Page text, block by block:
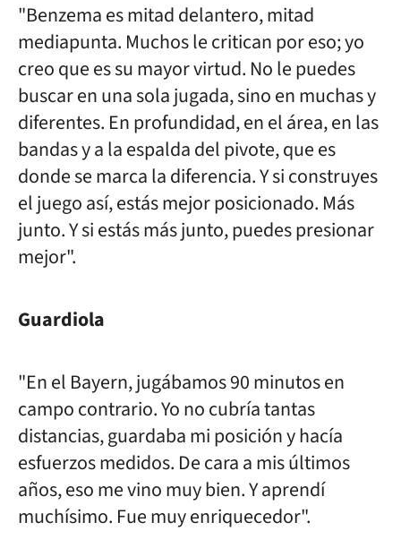
"Benzema es mitad delantero, mitad
mediapunta. Muchos le critican por eso; yo
creo que es su mayor virtud. No le puedes
buscar en una sola jugada, sino en muchas y
diferentes. En profundidad, en el área, en las
bandas y a la espalda del pivote, que es
donde se marca la diferencia. Y si construyes
el juego así, estás mejor posicionado. Más
junto. Y si estás más junto, puedes presionar
mejor".
Guardiola
"En el Bayern, jugábamos 90 minutos en
campo contrario. Yo no cubría tantas
distancias, guardaba mi posición y hacía
esfuerzos medidos. De cara a mis últimos
años, eso me vino muy bien. Y aprendí
muchísimo. Fue muy enriquecedor".